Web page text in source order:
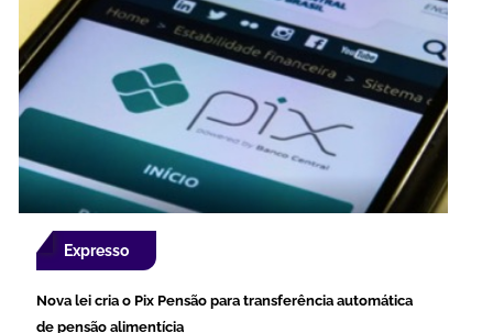
Expresso
Nova lei cria o Pix Pensão para transferência automática
de pensão alimentícia